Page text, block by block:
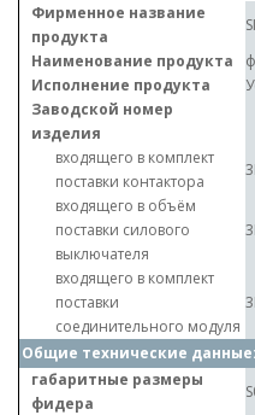
Фирменное название
продукта
Наименование продукта
Исполнение продукта
Заводской номер
изделия
входящего в комплект
поставки контактора
входящего в объём
поставки силового
выключателя
входящего в комплект
поставки
соединительного модуля
Общие технические данные:
габаритные размеры
фидера